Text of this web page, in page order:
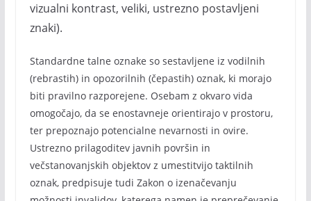
vizualni kontrast, veliki, ustrezno postavljeni
znaki).
Standardne talne oznake so sestavljene iz vodilnih
(rebrastih) in opozorilnih (čepastih) oznak, ki morajo
biti pravilno razporejene. Osebam z okvaro vida
omogočajo, da se enostavneje orientirajo v prostoru,
ter prepoznajo potencialne nevarnosti in ovire.
Ustrezno prilagoditev javnih površin in
večstanovanjskih objektov z umestitvijo taktilnih
oznak, predpisuje tudi Zakon o izenačevanju